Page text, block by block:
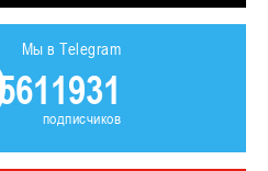
Мы в Telegram
5611931
подписчиков